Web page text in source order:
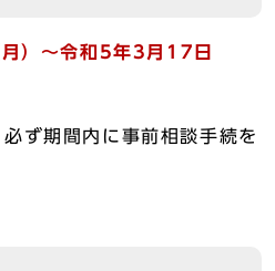
）～令和5年3月17日
ず期間内に事前相談手続を